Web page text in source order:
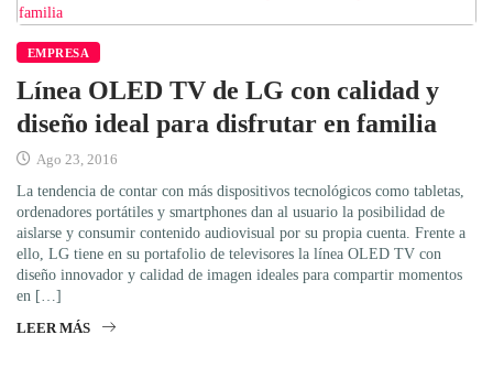
EMPRESA
Línea OLED TV de LG con calidad y
diseño ideal para disfrutar en familia
Ago 23, 2016
La tendencia de contar con más dispositivos tecnológicos como tabletas,
ordenadores portátiles y smartphones dan al usuario la posibilidad de
aislarse y consumir contenido audiovisual por su propia cuenta. Frente a
ello, LG tiene en su portafolio de televisores la línea OLED TV con
diseño innovador y calidad de imagen ideales para compartir momentos
en […]
LEER MÁS